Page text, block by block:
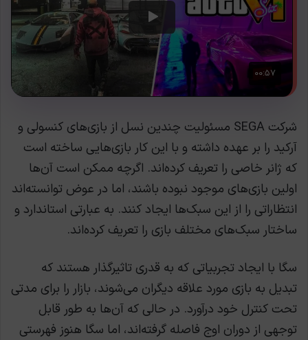
شرکت SEGA مسئولیت چندین نسل از بازی‌های کنسولی و
آرکید را بر عهده داشته و با این کار بازی‌هایی ساخته است
که ژانر خاصی را تعریف کرده‌اند. اگرچه ممکن است آن‌ها
اولین بازی‌های موجود نبوده باشند، اما در عوض توانسته‌اند
انتظاراتی را از این سبک‌ها ایجاد کنند. به عبارتی استاندارد و
ساختار سبک‌های مختلف بازی را تعريف کرده‌اند.
سگا با ایجاد تجربیاتی که به قدری تاثیرگذار هستند که
تبدیل به بازی مورد علاقه دیگران می‌شوند، بازار را برای مدتی
تحت کنترل خود درآورد. در حالی که آن‌ها به طور قابل
توجهی از دوران اوج فاصله گرفته‌اند، اما سگا هنوز فهرستی